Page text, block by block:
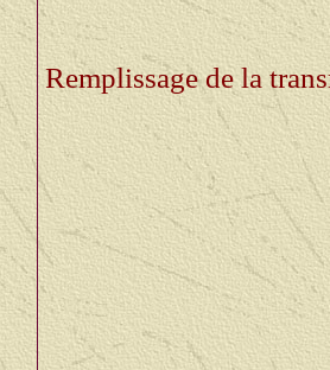
don't have any leaks
Remplissage de la
02 mei - 05 mei: Terug
gewisseld met onze
aanpassingswerken te
stralen.
More work at the hull,
colleagues, so we
sandblast some more